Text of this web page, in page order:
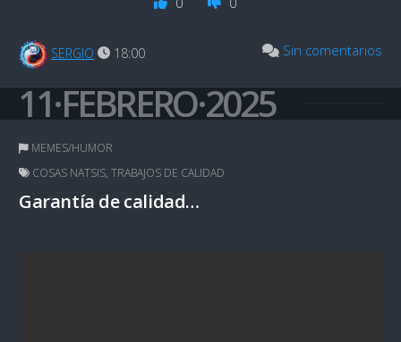
SERGIO 18:00 Sin comentarios
11·FEBRERO·2025
MEMES/HUMOR
COSAS NATSIS, TRABAJOS DE CALIDAD
Garantía de calidad…